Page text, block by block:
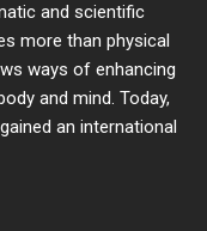
and scientific
more than physical
ways of enhancing
and mind. Today,
an international